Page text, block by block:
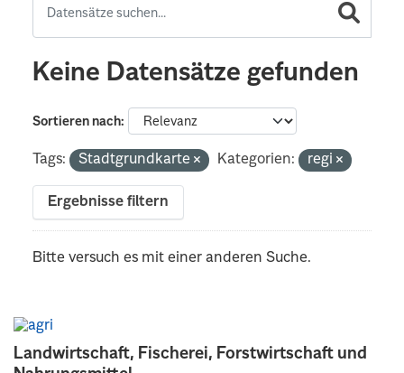
Landwirtschaft, Fischerei, Forstwirtschaft und
Keine Datensätze gefunden
Sortieren nach
Tags: Stadtgrundkarte Kategorien: regi
Ergebnisse filtern
Bitte versuch es mit einer anderen Suche.